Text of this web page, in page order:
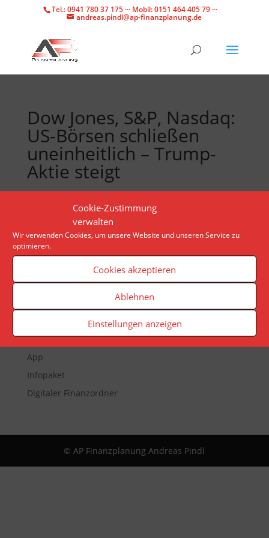
Cookie-Zustimmung
verwalten
Wir verwenden Cookies, um unsere Website und unseren Service zu
optimieren.
Cookies akzeptieren
Ablehnen
Einstellungen anzeigen
Tel.: 0941 780 37 175 ··· Mobil: 0151 464 405 79 ···
andreas.pindl@ap-finanzplanung.de
Dow Jones, S&P, Nasdaq:
US-Börsen schließen
uneinheitlich – Trump-
Aktie steigt
Trotz der bislang ausbleibenden Eskalation der Lage
im Nahen Osten sind US-Anleger nervös. Sinkende
Kurse im Technologiesektor grenzen die Gewinne
zudem ein.
Reporting
App
Infopaket
Digitaler Finanzordner
© AP Finanzplanung Andreas Pindl